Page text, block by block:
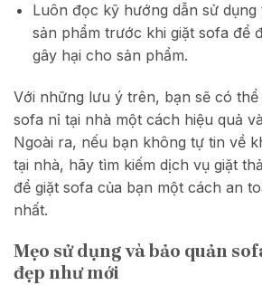
Luôn đọc kỹ hướng dẫn sử
sản phẩm trước khi giặt sofa để
gây hại cho sản phẩm.
Với những lưu ý trên, bạn sẽ có thể
sofa nỉ tại nhà một cách hiệu quả
Ngoài ra, nếu bạn không tự tin về
tại nhà, hãy tìm kiếm dịch vụ giặt
để giặt sofa của bạn một cách an
nhất.
Mẹo sử dụng và bảo quản
đẹp như mới